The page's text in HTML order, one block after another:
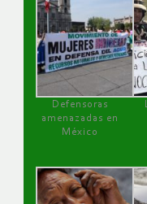
Defensoras
amenazadas en
México